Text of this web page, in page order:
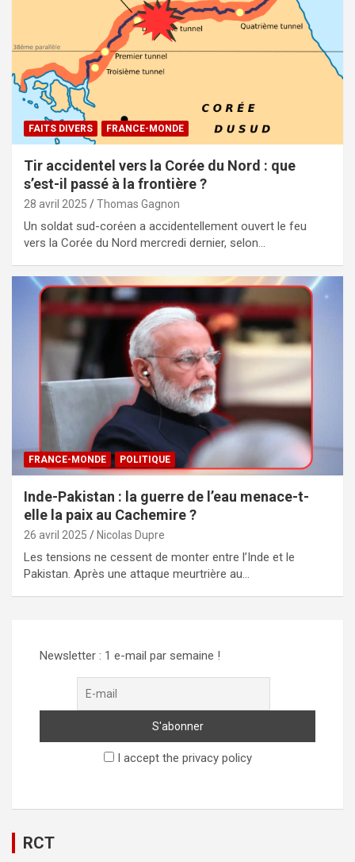
FAITS DIVERS FRANCE-MONDE
Tir accidentel vers la Corée du Nord : que
s’est-il passé à la frontière ?
28 avril 2025 Thomas Gagnon
Un soldat sud-coréen a accidentellement ouvert le feu
vers la Corée du Nord mercredi dernier, selon…
FRANCE-MONDE POLITIQUE
Inde-Pakistan : la guerre de l’eau menace-t-
elle la paix au Cachemire ?
26 avril 2025 Nicolas Dupre
Les tensions ne cessent de monter entre l’Inde et le
Pakistan. Après une attaque meurtrière au…
Newsletter : 1 e-mail par semaine !
I accept the privacy policy
RCT